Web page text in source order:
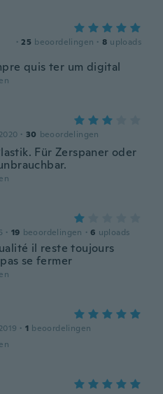
· 25 beoordelingen · 8 uploads
quis ter um digital
· 30 beoordelingen
Für Zerspaner oder
· 19 beoordelingen · 6 uploads
il reste toujours
se fermer
· 1 beoordelingen